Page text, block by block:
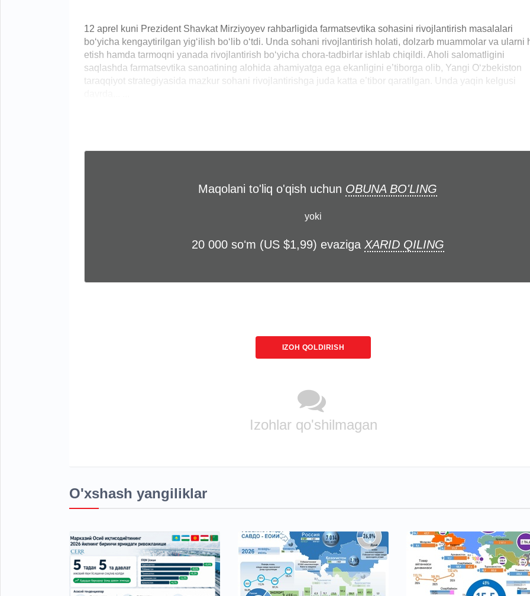
12 aprel kuni Prezident Shavkat Mirziyoyev rahbarligida farmatsevtika sohasini rivojlantirish masalalari
bo‘yicha kengaytirilgan yig‘ilish bo‘lib o‘tdi. Unda sohani rivojlantirish holati, dolzarb muammolar va ularni
etish hamda tarmoqni yanada rivojlantirish bo‘yicha chora-tadbirlar ishlab chiqildi. Aholi salomatligini
saqlashda farmatsevtika sanoatining alohida ahamiyatga ega ekanligini e’tiborga olib, Yangi O‘zbekiston
taraqqiyot strategiyasida mazkur sohani rivojlantirishga juda katta e’tibor qaratilgan. Unda yaqin kelgusi
Maqolani to'liq o'qish uchun OBUNA BO'LING
yoki
20 000 soʻm (US $1,99) evaziga XARID QILING
IZOH QOLDIRISH
Izohlar qo'shilmagan
O'xshash yangiliklar